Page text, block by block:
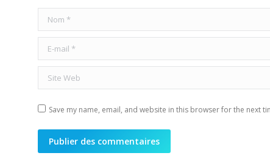
Nom *
E-mail *
Site Web
Save my name, email, and website in this browser for the next
Publier des commentaires